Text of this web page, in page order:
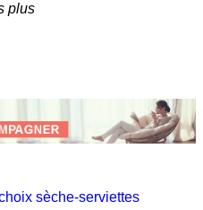
plus
sèche-serviettes